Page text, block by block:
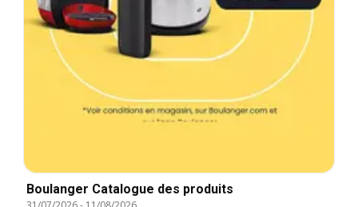
Boulanger Catalogue des produits